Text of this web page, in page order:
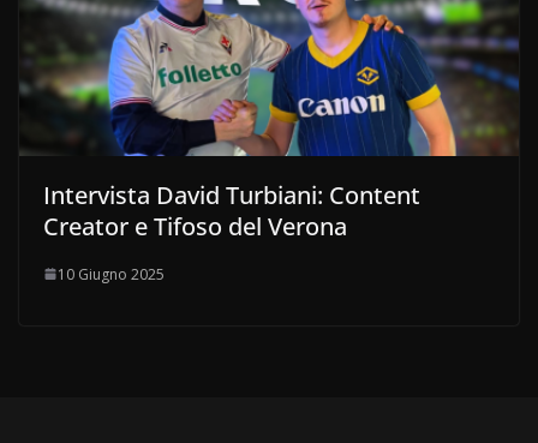
Intervista David Turbiani: Content
Creator e Tifoso del Verona
10 Giugno 2025